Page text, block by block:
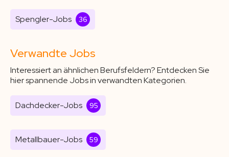
Spengler-Jobs 36
Verwandte Jobs
Interessiert an ähnlichen Berufsfeldern? Entdecken Sie
hier spannende Jobs in verwandten Kategorien.
Dachdecker-Jobs 95
Metallbauer-Jobs 59